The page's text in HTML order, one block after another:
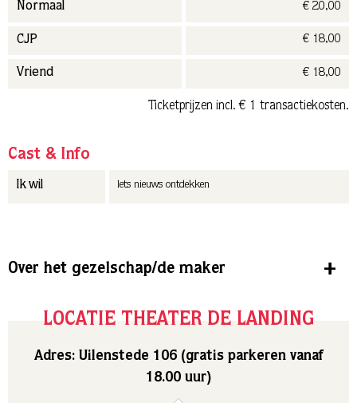
Normaal € 20,00
CJP € 18,00
Vriend € 18,00
Ticketprijzen incl. € 1 transactiekosten.
Cast & Info
Ik wil Iets nieuws ontdekken
Over het gezelschap/de maker
LOCATIE THEATER DE LANDING
Adres: Uilenstede 106 (gratis parkeren vanaf
18.00 uur)